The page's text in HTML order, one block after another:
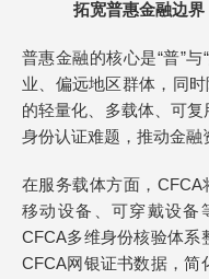
拓宽普惠金融边
普惠金融的核心是“普”
业、偏远地区群体，同
的轻量化、多载体、可
身份认证难题，推动金融
在服务载体方面，CFCA
移动设备、可穿戴设备
CFCA多维身份核验体系
CFCA网银证书数据，简